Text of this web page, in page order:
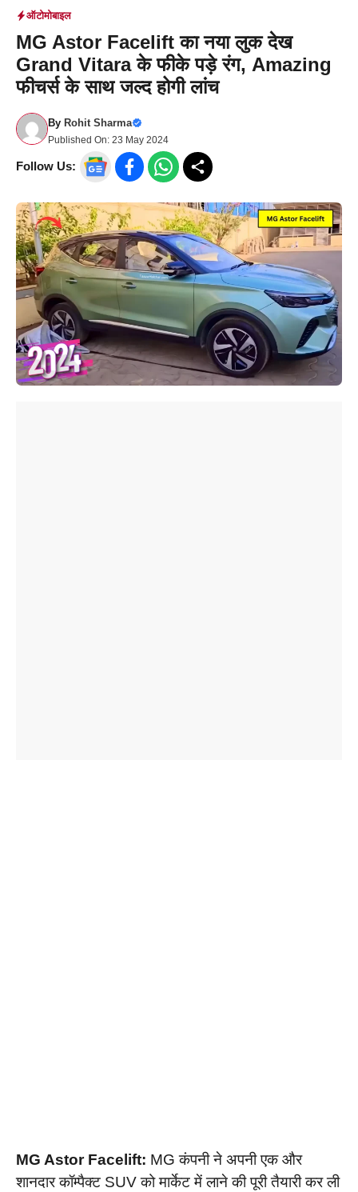
ऑटोमोबाइल
MG Astor Facelift का नया लुक देख
Grand Vitara के फीके पड़े रंग, Amazing
फीचर्स के साथ जल्द होगी लांच
By Rohit Sharma
Published On: 23 May 2024
Follow Us:
MG Astor Facelift: MG कंपनी ने अपनी एक और
शानदार कॉम्पैक्ट SUV को मार्केट में लाने की पूरी तैयारी कर ली